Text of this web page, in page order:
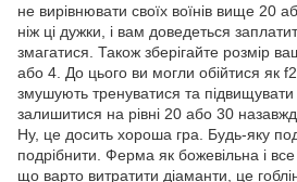
не вирівнювати своїх воїнів вище 20
ніж ці дужки, і вам доведеться
змагатися. Також зберігайте розмір
або 4. До цього ви могли обійтися як
змушують тренуватися та
залишитися на рівні 20 або 30
Ну, це досить хороша гра. Будь-яку
подрібнити. Ферма як божевільна і
що варто витратити діаманти, це